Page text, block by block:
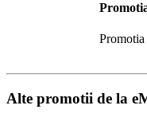
Promotia
Alte promotii de la